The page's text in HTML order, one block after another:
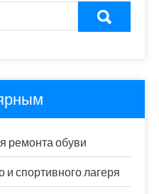
ремонта обуви
и спортивного лагеря